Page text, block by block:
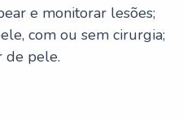
e monitorar lesões;
com ou sem cirurgia;
de pele.